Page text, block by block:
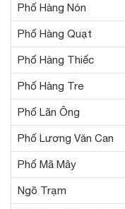
Phố Hàng Nón
Phố Hàng Quạt
Phố Hàng Thiếc
Phố Hàng Tre
Phố Lãn Ông
Phố Lương Văn Can
Phố Mã Mây
Ngõ Trạm